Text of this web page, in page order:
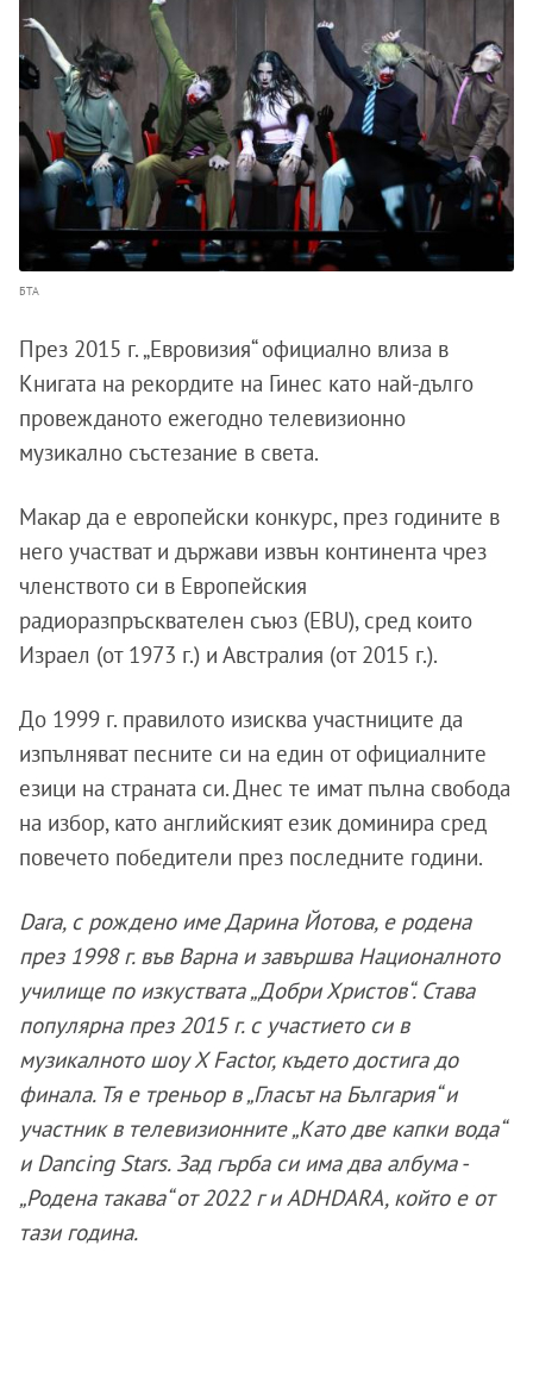
БТА
През 2015 г. „Евровизия“ официално влиза в
Книгата на рекордите на Гинес като най-дълго
провежданото ежегодно телевизионно
музикално състезание в света.
Макар да е европейски конкурс, през годините в
него участват и държави извън континента чрез
членството си в Европейския
радиоразпръсквателен съюз (EBU), сред които
Израел (от 1973 г.) и Австралия (от 2015 г.).
До 1999 г. правилото изисква участниците да
изпълняват песните си на един от официалните
езици на страната си. Днес те имат пълна свобода
на избор, като английският език доминира сред
повечето победители през последните години.
Dara, с рождено име Дарина Йотова, е родена
през 1998 г. във Варна и завършва Националното
училище по изкуствата „Добри Христов“. Става
популярна през 2015 г. с участието си в
музикалното шоу X Factor, където достига до
финала. Тя е треньор в „Гласът на България“ и
участник в телевизионните „Като две капки вода“
и Dancing Stars. Зад гърба си има два албума -
„Родена такава“ от 2022 г и ADHDARA, който е от
тази година.